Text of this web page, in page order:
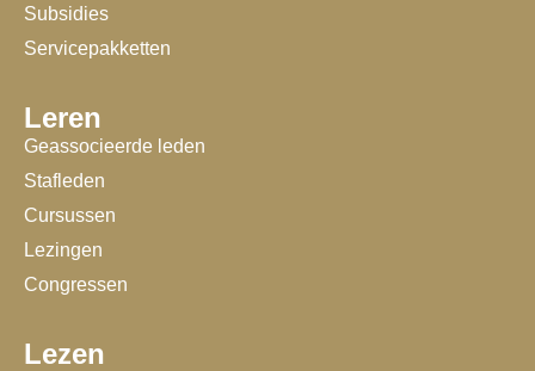
Subsidies
Servicepakketten
Leren
Geassocieerde leden
Stafleden
Cursussen
Lezingen
Congressen
Lezen